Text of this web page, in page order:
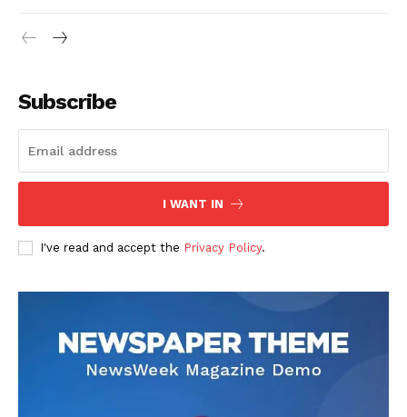
DOWNLOAD NOW
Subscribe
I WANT IN
I've read and accept the Privacy Policy.